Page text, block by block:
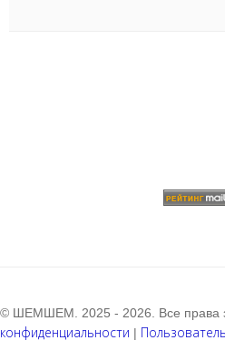
© ШЕМШЕМ. 2025 - 2026. Все права
конфиденциальности |